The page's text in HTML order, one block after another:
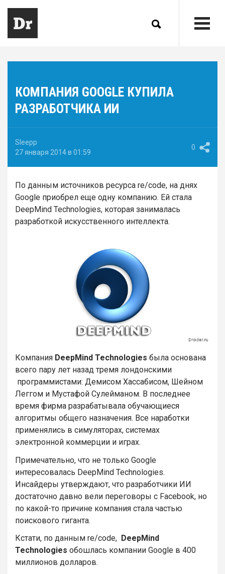
КОМПАНИЯ GOOGLE КУПИЛА
РАЗРАБОТЧИКА ИИ
Sleepp
27 января 2014 в 01:59
0
По данным источников ресурса re/code, на днях
Google приобрел еще одну компанию. Ей стала
DeepMind Technologies, которая занималась
разработкой искусственного интеллекта.
Компания DeepMind Technologies была основана
всего пару лет назад тремя лондонскими
программистами: Демисом Хассабисом, Шейном
Леггом и Мустафой Сулейманом. В последнее
время фирма разрабатывала обучающиеся
алгоритмы общего назначения. Все наработки
применялись в симуляторах, системах
электронной коммерции и играх.
Примечательно, что не только Google
интересовалась DeepMind Technologies.
Инсайдеры утверждают, что разработчики ИИ
достаточно давно вели переговоры с Facebook, но
по какой-то причине компания стала частью
поискового гиганта.
Кстати, по данным re/code, DeepMind
Technologies обошлась компании Google в 400
миллионов долларов.